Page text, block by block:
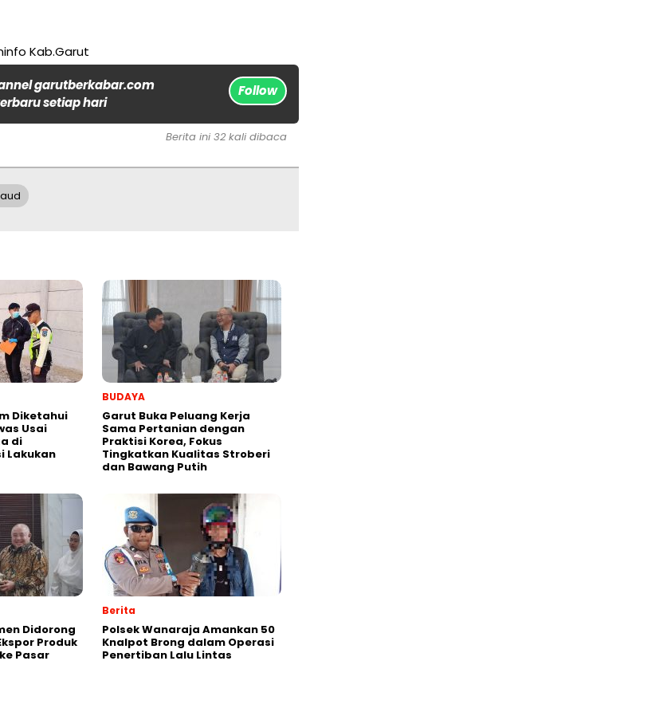
Kab.Garut
garutberkabar.com
setiap hari
Follow
Berita ini 32 kali dibaca
Diketahui
Usai
di
Lakukan
BUDAYA
Garut Buka Peluang Kerja
Sama Pertanian dengan
Praktisi Korea, Fokus
Tingkatkan Kualitas Stroberi
dan Bawang Putih
Didorong
Produk
Pasar
Berita
Polsek Wanaraja Amankan 50
Knalpot Brong dalam Operasi
Penertiban Lalu Lintas